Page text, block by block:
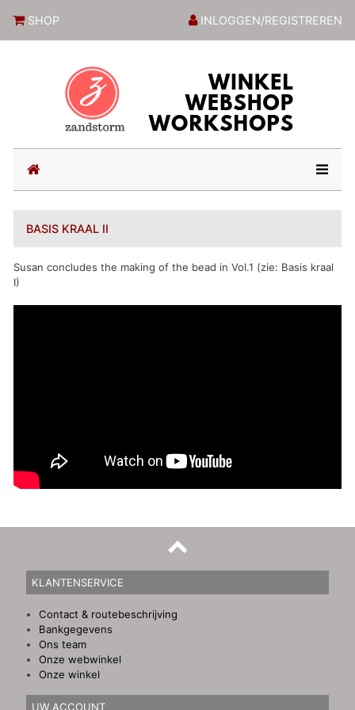
SHOP INLOGGEN/REGISTREREN
(current)
BASIS KRAAL II
Susan concludes the making of the bead in Vol.1 (zie: Basis kraal
I)
KLANTENSERVICE
Contact & routebeschrijving
Bankgegevens
Ons team
Onze webwinkel
Onze winkel
UW ACCOUNT